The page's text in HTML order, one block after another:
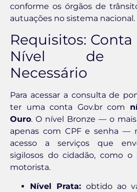
conforme os órgãos de
autuações no sistema nacional.
Requisitos: Conta
Nível de
Necessário
Para acessar a consulta de
ter uma conta Gov.br com
Ouro. O nível Bronze — o
apenas com CPF e senha —
acesso a serviços que
sigilosos do cidadão, como
motorista.
Nível Prata: obtido ao